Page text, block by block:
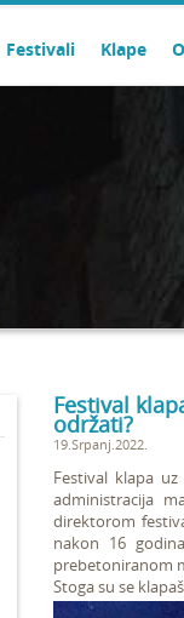
Festivali Klape
Festival
održati?
19.Srpanj.2022.
Festival klapa
administracija
direktorom
nakon 16
prebetoniranom
Stoga su se